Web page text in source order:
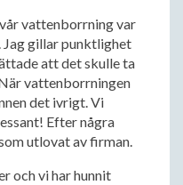
vattenborrning var
Jag gillar punktlighet
att det skulle ta
vattenborrningen
det ivrigt. Vi
Efter några
utlovat av firman.
och vi har hunnit